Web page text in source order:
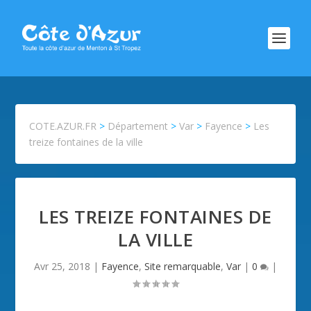
COTE.AZUR.FR > Département >Var > Fayence > Les
treize fontaines de la ville
LES TREIZE FONTAINES DE
LA VILLE
Avr 25, 2018 | Fayence, Site remarquable, Var | 0 |